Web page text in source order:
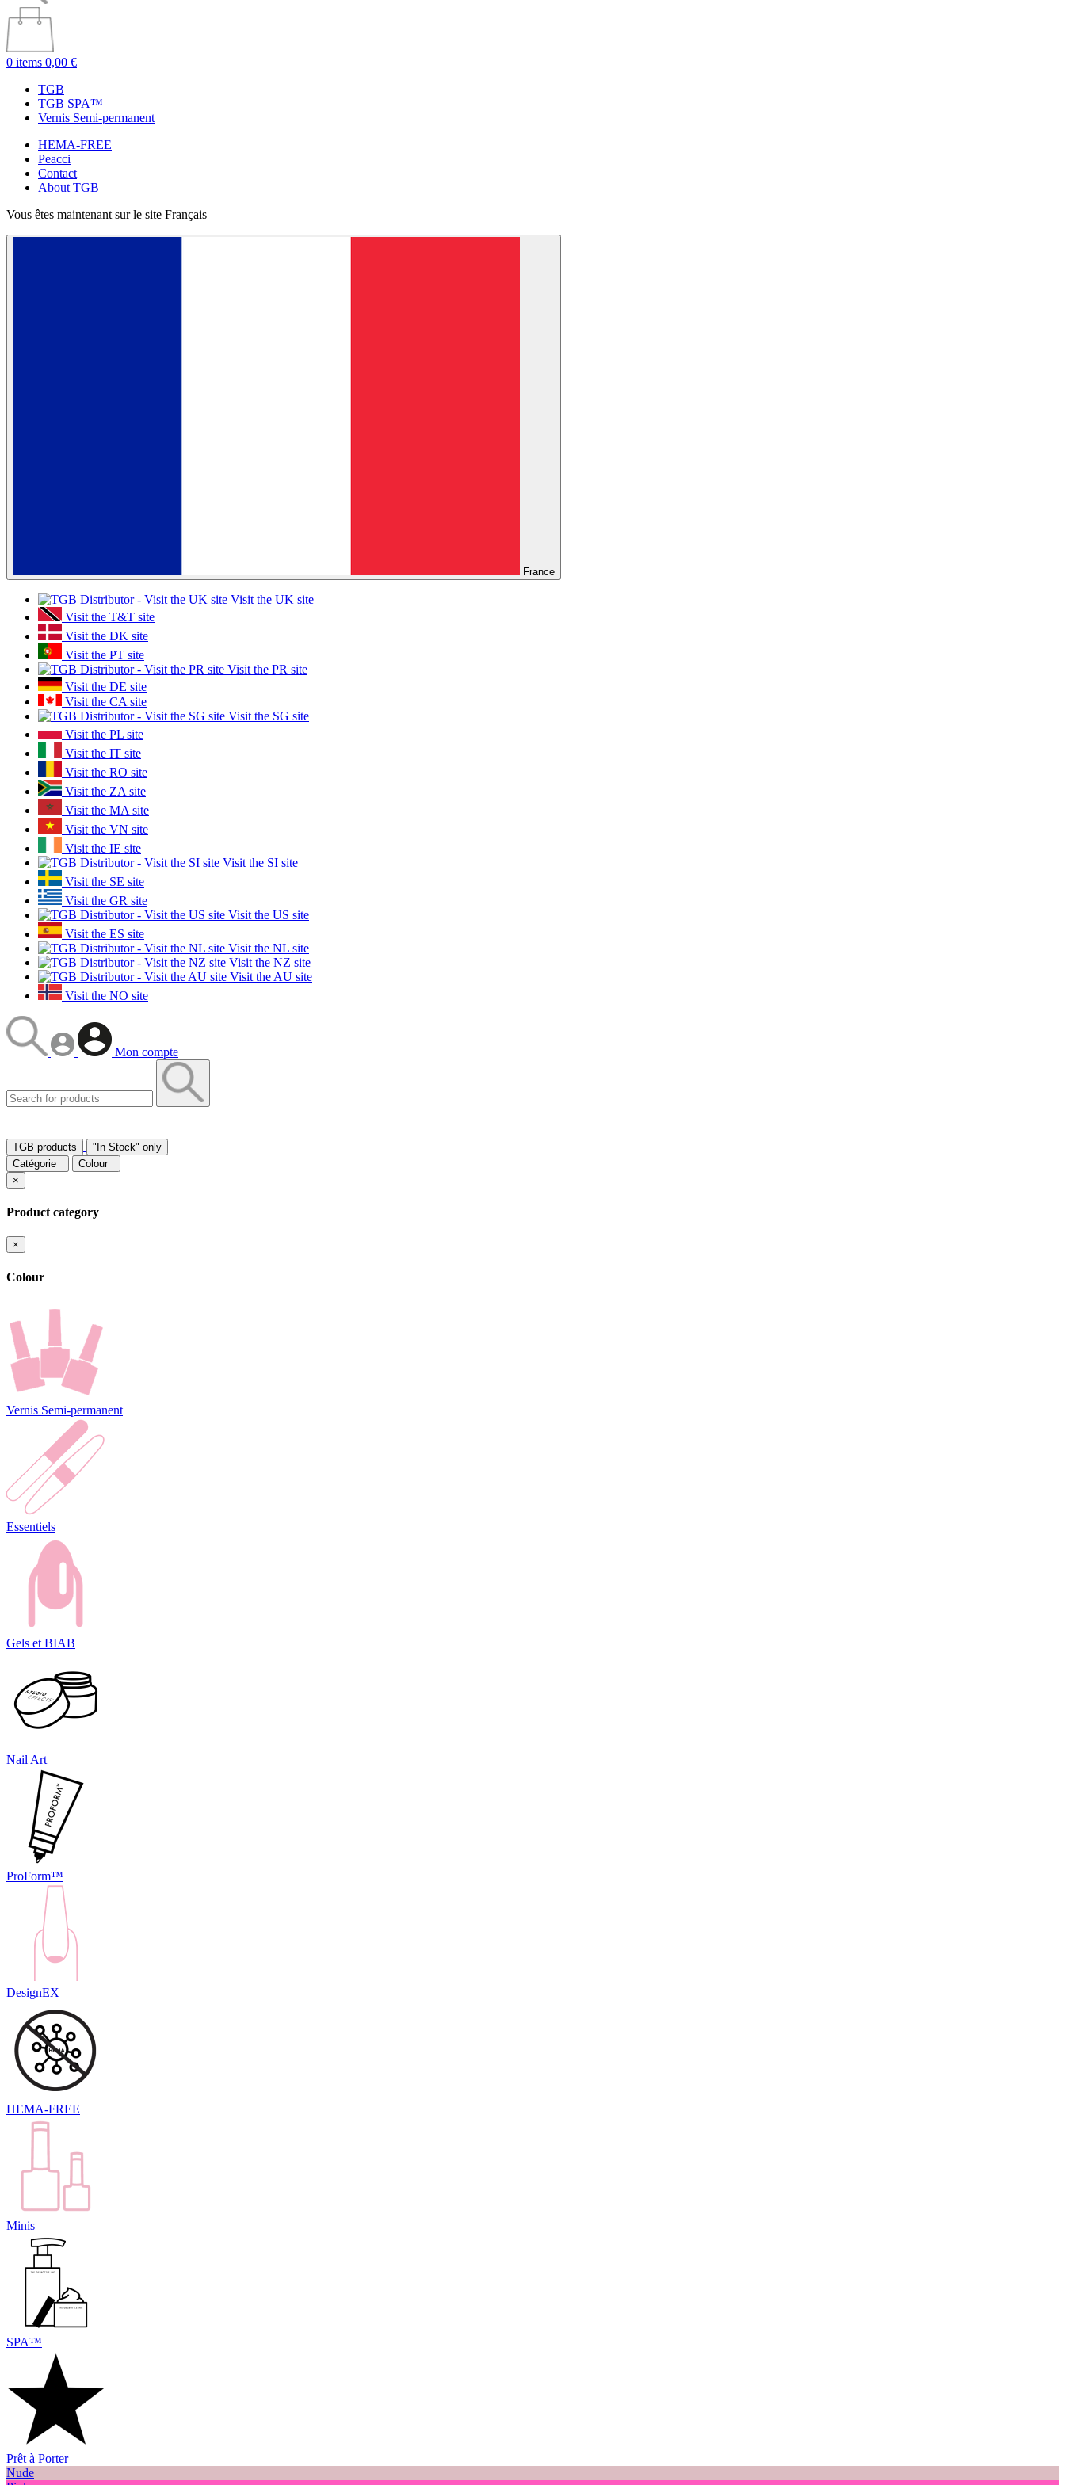
0 items 0,00 €
TGB
TGB SPA™
Vernis Semi-permanent
HEMA-FREE
Peacci
Contact
About TGB
Vous êtes maintenant sur le site Français
France
Visit the UK site
Visit the T&T site
Visit the DK site
Visit the PT site
Visit the PR site
Visit the DE site
Visit the CA site
Visit the SG site
Visit the PL site
Visit the IT site
Visit the RO site
Visit the ZA site
Visit the MA site
Visit the VN site
Visit the IE site
Visit the SI site
Visit the SE site
Visit the GR site
Visit the US site
Visit the ES site
Visit the NL site
Visit the NZ site
Visit the AU site
Visit the NO site
Mon compte
TGB products
"In Stock" only
Catégorie
Colour
×
Product category
×
Colour
Vernis Semi-permanent
Essentiels
Gels et BIAB
Nail Art
ProForm™
DesignEX
HEMA-FREE
Minis
SPA™
Prêt à Porter
Nude